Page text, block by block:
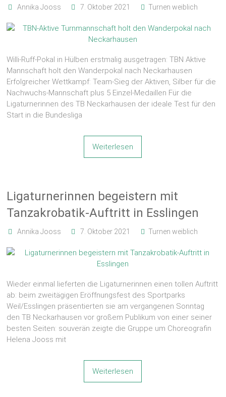
Annika Jooss 7. Oktober 2021 Turnen weiblich
Willi-Ruff-Pokal in Hülben erstmalig ausgetragen: TBN Aktive
Mannschaft holt den Wanderpokal nach Neckarhausen
Erfolgreicher Wettkampf: Team-Sieg der Aktiven, Silber für die
Nachwuchs-Mannschaft plus 5 Einzel-Medaillen Für die
Ligaturnerinnen des TB Neckarhausen der ideale Test für den
Start in die Bundesliga
Weiterlesen
Ligaturnerinnen begeistern mit
Tanzakrobatik-Auftritt in Esslingen
Annika Jooss 7. Oktober 2021 Turnen weiblich
Wieder einmal lieferten die Ligaturnerinnen einen tollen Auftritt
ab: beim zweitägigen Eröffnungsfest des Sportparks
Weil/Esslingen präsentierten sie am vergangenen Sonntag
den TB Neckarhausen vor großem Publikum von einer seiner
besten Seiten: souverän zeigte die Gruppe um Choreografin
Helena Jooss mit
Weiterlesen